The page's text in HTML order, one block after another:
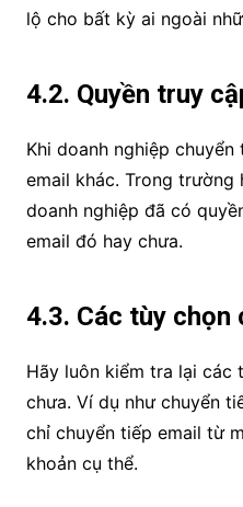
lộ cho bất kỳ ai ngoài
4.2. Quyền truy
Khi doanh nghiệp
email khác. Trong trường
doanh nghiệp đã có
email đó hay chưa.
4.3. Các tùy chọn
Hãy luôn kiểm tra lại các
chưa. Ví dụ như chuyển
chỉ chuyển tiếp email từ
khoản cụ thể.